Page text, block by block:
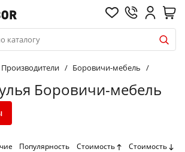
Производители Боровичи-мебель
Боровичи-мебель
Популярность Стоимость Стоимость